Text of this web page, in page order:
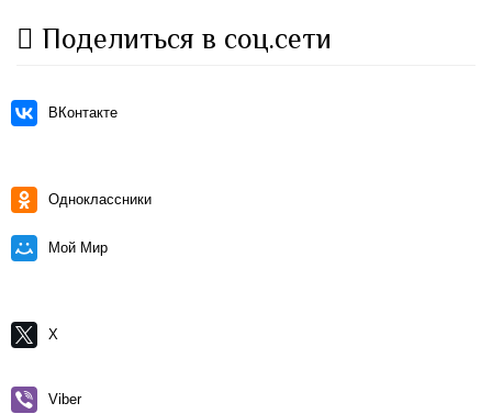
Поделиться в соц.сети
ВКонтакте
Одноклассники
Мой Мир
X
Viber